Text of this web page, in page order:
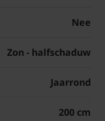
Nee
Zon - halfschaduw
Jaarrond
200 cm